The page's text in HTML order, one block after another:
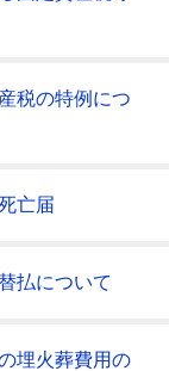
税の特例につ
亡届
払について
埋火葬費用の